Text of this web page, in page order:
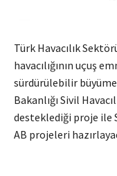
Türk Havacılık
havacılığının uçuş
sürdürülebilir
Bakanlığı Sivil
desteklediği proje ile
AB projeleri